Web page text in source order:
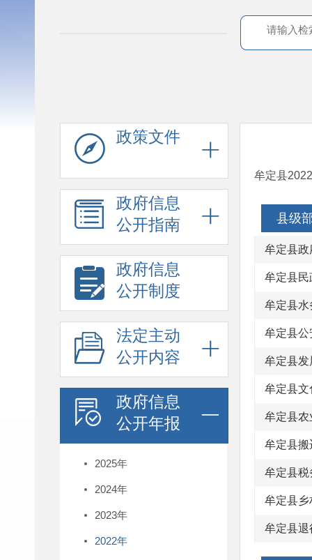
政策文件
政府信息
公开指南
政府信息
公开制度
法定主动
公开内容
政府信息
公开年报
2025年
2024年
2023年
2022年
牟定县
县级
牟定县政
牟定县民
牟定县水
牟定县公
牟定县发
牟定县文
牟定县农
牟定县搬
牟定县税
牟定县乡
牟定县退